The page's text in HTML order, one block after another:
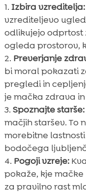
Izbira vzreditelja:
vzrediteljevo
odlikujejo odprtost
ogleda prostorov,
Preverjanje
bi moral pokazati
pregledi in
je mačka zdrava
Spoznajte starše:
mačjih staršev. To
morebitne
bodočega
Pogoji vzreje:
pokaže, kje
za pravilno rast